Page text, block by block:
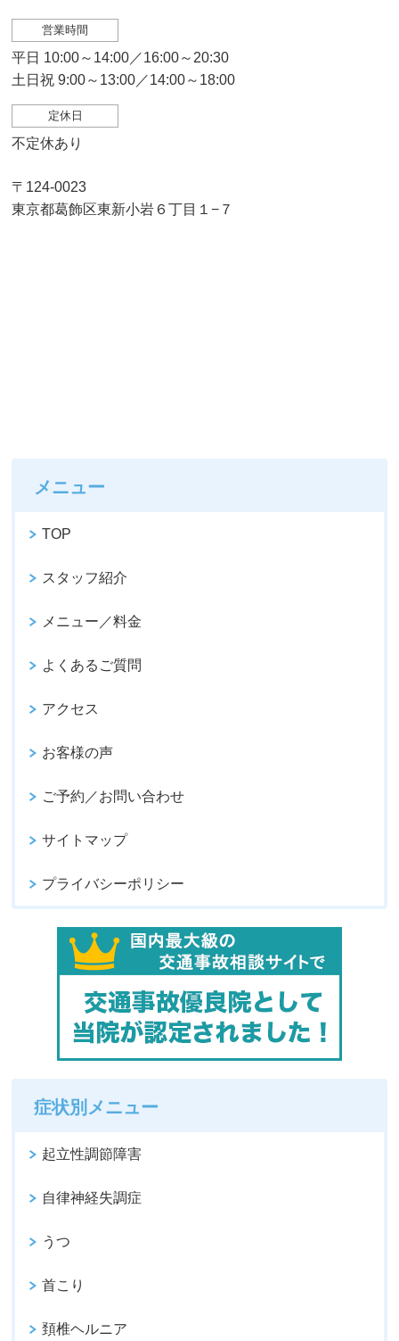
営業時間
平日 10:00～14:00／16:00～20:30
土日祝 9:00～13:00／14:00～18:00
定休日
不定休あり
〒124-0023
東京都葛飾区東新小岩６丁目１−７
メニュー
TOP
スタッフ紹介
メニュー／料金
よくあるご質問
アクセス
お客様の声
ご予約／お問い合わせ
サイトマップ
プライバシーポリシー
症状別メニュー
起立性調節障害
自律神経失調症
うつ
首こり
頚椎ヘルニア